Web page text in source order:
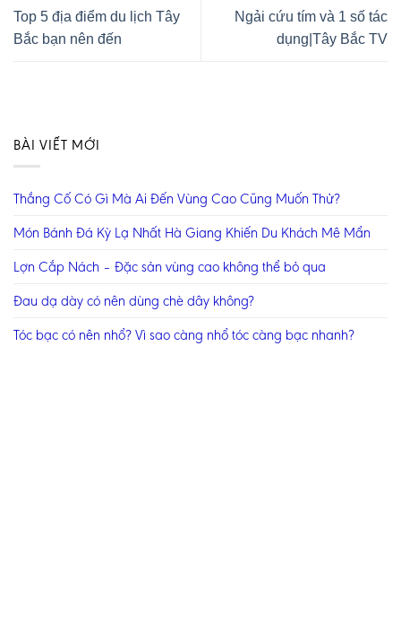
Top 5 địa điểm du lịch Tây
Bắc bạn nên đến
Ngải cứu tím và 1 số tác
dụng|Tây Bắc TV
BÀI VIẾT MỚI
Thắng Cố Có Gì Mà Ai Đến Vùng Cao Cũng Muốn Thử?
Món Bánh Đá Kỳ Lạ Nhất Hà Giang Khiến Du Khách Mê Mẩn
Lợn Cắp Nách – Đặc sản vùng cao không thể bỏ qua
Đau dạ dày có nên dùng chè dây không?
Tóc bạc có nên nhổ? Vì sao càng nhổ tóc càng bạc nhanh?